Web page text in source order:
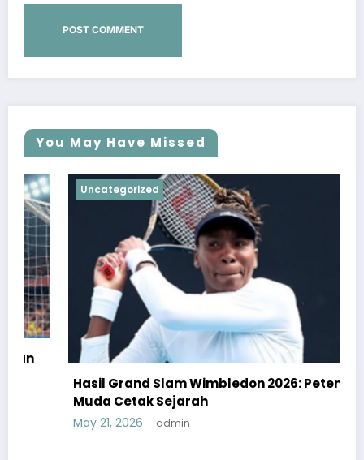
You May Have Missed
Uncategorized
Hasil Grand Slam Wimbledon 2026: Petenis
Muda Cetak Sejarah
May 21, 2026 admin